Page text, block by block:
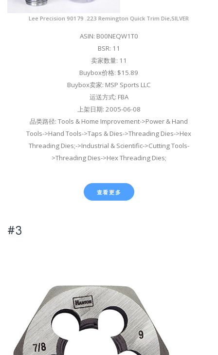
Lee Precision 90179 .223 Remington Quick Trim Die,SILVER
ASIN: B00NEQW1T0
BSR: 11
卖家数量: 11
Buybox价格: $15.89
Buybox卖家: MSP Sports LLC
运送方式: FBA
上架日期: 2005-06-08
品类路径: Tools & Home Improvement->Power & Hand
Tools->Hand Tools->Taps & Dies->Threading Dies->Hex
Threading Dies;->Industrial & Scientific->Cutting Tools-
>Threading Dies->Hex Threading Dies;
查看更多
#3